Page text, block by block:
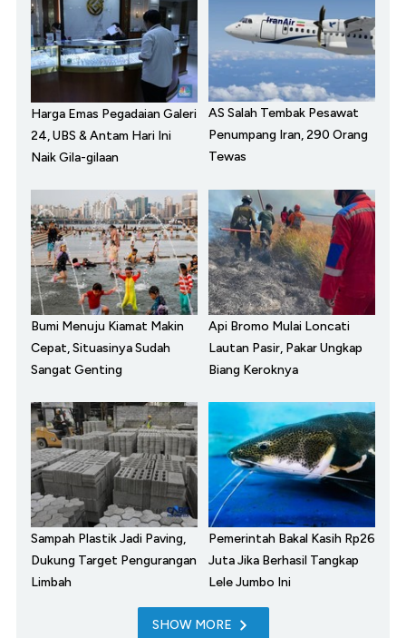
Harga Emas Pegadaian Galeri
24, UBS & Antam Hari Ini
Naik Gila-gilaan
AS Salah Tembak Pesawat
Penumpang Iran, 290 Orang
Tewas
Bumi Menuju Kiamat Makin
Cepat, Situasinya Sudah
Sangat Genting
Api Bromo Mulai Loncati
Lautan Pasir, Pakar Ungkap
Biang Keroknya
Sampah Plastik Jadi Paving,
Dukung Target Pengurangan
Limbah
Pemerintah Bakal Kasih Rp26
Juta Jika Berhasil Tangkap
Lele Jumbo Ini
SHOW MORE